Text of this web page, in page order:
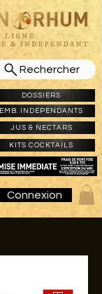
Rechercher
DOSSIERS
EMB. INDEPENDANTS
JUS & NECTARS
KITS COCKTAILS
Connexion